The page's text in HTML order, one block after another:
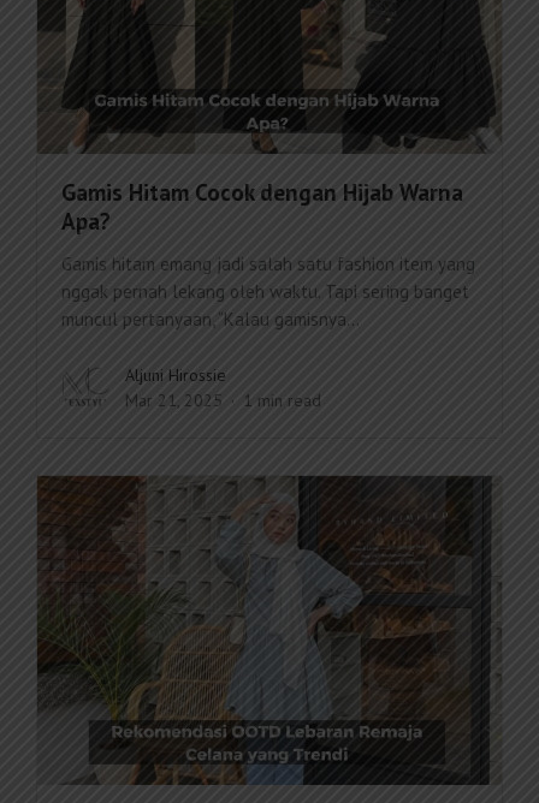
Gamis Hitam Cocok dengan Hijab Warna
Apa?
Gamis hitam emang jadi salah satu fashion item yang
nggak pernah lekang oleh waktu. Tapi sering banget
muncul pertanyaan, “Kalau gamisnya...
Aljuni Hirossie
Mar 21, 2025
1 min read